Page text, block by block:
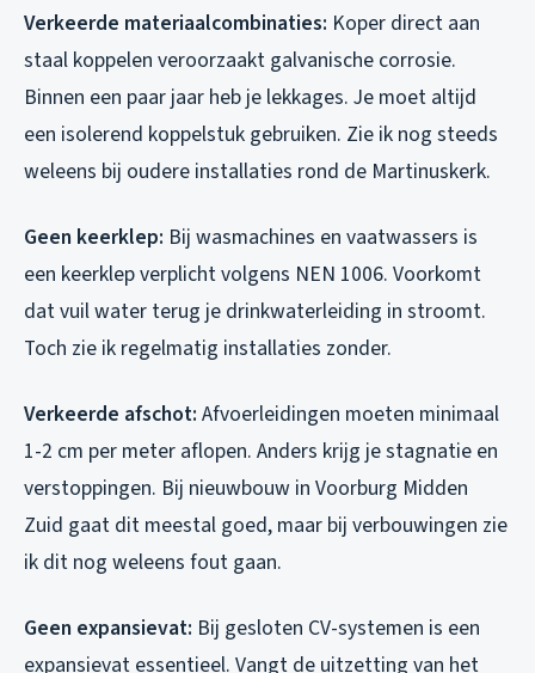
Verkeerde materiaalcombinaties: Koper direct aan
staal koppelen veroorzaakt galvanische corrosie.
Binnen een paar jaar heb je lekkages. Je moet altijd
een isolerend koppelstuk gebruiken. Zie ik nog steeds
weleens bij oudere installaties rond de Martinuskerk.
Geen keerklep: Bij wasmachines en vaatwassers is
een keerklep verplicht volgens NEN 1006. Voorkomt
dat vuil water terug je drinkwaterleiding in stroomt.
Toch zie ik regelmatig installaties zonder.
Verkeerde afschot: Afvoerleidingen moeten minimaal
1-2 cm per meter aflopen. Anders krijg je stagnatie en
verstoppingen. Bij nieuwbouw in Voorburg Midden
Zuid gaat dit meestal goed, maar bij verbouwingen zie
ik dit nog weleens fout gaan.
Geen expansievat: Bij gesloten CV-systemen is een
expansievat essentieel. Vangt de uitzetting van het